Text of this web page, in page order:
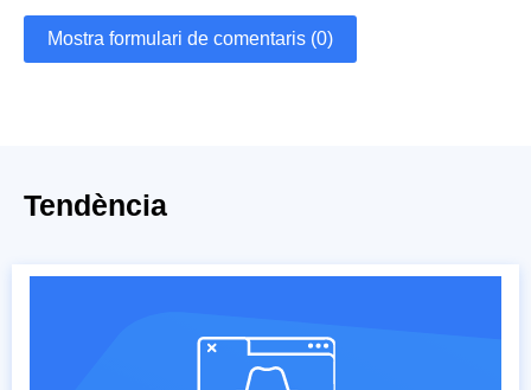
Mostra formulari de comentaris (0)
Tendència